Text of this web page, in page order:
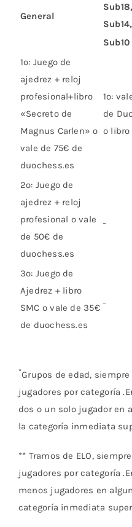
General
1º: Juego de
ajedrez + reloj
profesional+libro
«Secreto de
Magnus Carlen» o
vale de 75€ de
duochess.es
1º:
de
o libro
2º: Juego de
ajedrez + reloj
profesional o vale
de 50€ de
duochess.es
3º: Juego de
Ajedrez + libro
SMC o vale de 35€
de duochess.es
*Grupos de edad,
jugadores por categoría
dos o un solo jugador en
la categoría inmediata
** Tramos de ELO,
jugadores por categoría
menos jugadores en
categoría inmediata